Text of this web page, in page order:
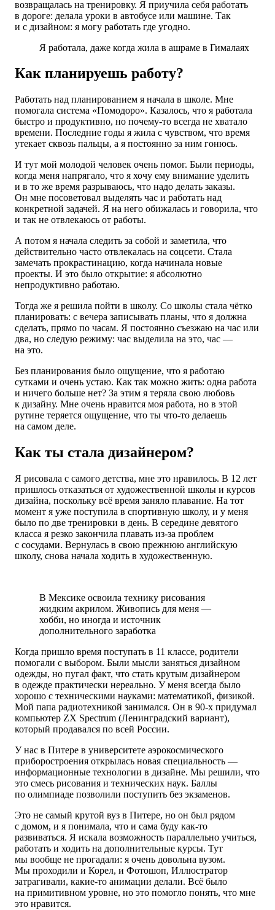
возвращалась на тренировку. Я приучила себя работать
в дороге: делала уроки в автобусе или машине. Так
и с дизайном: я могу работать где угодно.
Я работала, даже когда жила в ашраме в Гималаях
Как планируешь работу?
Работать над планированием я начала в школе. Мне
помогала система «Помодоро». Казалось, что я работала
быстро и продуктивно, но почему-то всегда не хватало
времени. Последние годы я жила с чувством, что время
утекает сквозь пальцы, а я постоянно за ним гонюсь.
И тут мой молодой человек очень помог. Были периоды,
когда меня напрягало, что я хочу ему внимание уделить
и в то же время разрываюсь, что надо делать заказы.
Он мне посоветовал выделять час и работать над
конкретной задачей. Я на него обижалась и говорила, что
и так не отвлекаюсь от работы.
А потом я начала следить за собой и заметила, что
действительно часто отвлекалась на соцсети. Стала
замечать прокрастинацию, когда начинала новые
проекты. И это было открытие: я абсолютно
непродуктивно работаю.
Тогда же я решила пойти в школу. Со школы стала чётко
планировать: с вечера записывать планы, что я должна
сделать, прямо по часам. Я постоянно съезжаю на час или
два, но следую режиму: час выделила на это, час —
на это.
Без планирования было ощущение, что я работаю
сутками и очень устаю. Как так можно жить: одна работа
и ничего больше нет? За этим я теряла свою любовь
к дизайну. Мне очень нравится моя работа, но в этой
рутине теряется ощущение, что ты что-то делаешь
на самом деле.
Как ты стала дизайнером?
Я рисовала с самого детства, мне это нравилось. В 12 лет
пришлось отказаться от художественной школы и курсов
дизайна, поскольку всё время заняло плавание. На тот
момент я уже поступила в спортивную школу, и у меня
было по две тренировки в день. В середине девятого
класса я резко закончила плавать из-за проблем
с сосудами. Вернулась в свою прежнюю английскую
школу, снова начала ходить в художественную.
В Мексике освоила технику рисования
жидким акрилом. Живопись для меня —
хобби, но иногда и источник
дополнительного заработка
Когда пришло время поступать в 11 классе, родители
помогали с выбором. Были мысли заняться дизайном
одежды, но пугал факт, что стать крутым дизайнером
в одежде практически нереально. У меня всегда было
хорошо с техническими науками: математикой, физикой.
Мой папа радиотехникой занимался. Он в 90-х придумал
компьютер ZX Spectrum (Ленинградский вариант),
который продавался по всей России.
У нас в Питере в университете аэрокосмического
приборостроения открылась новая специальность —
информационные технологии в дизайне. Мы решили, что
это смесь рисования и технических наук. Баллы
по олимпиаде позволили поступить без экзаменов.
Это не самый крутой вуз в Питере, но он был рядом
с домом, и я понимала, что и сама буду как-то
развиваться. Я искала возможность параллельно учиться,
работать и ходить на дополнительные курсы. Тут
мы вообще не прогадали: я очень довольна вузом.
Мы проходили и Корел, и Фотошоп, Иллюстратор
затрагивали, какие-то анимации делали. Всё было
на примитивном уровне, но это помогло понять, что мне
это нравится.